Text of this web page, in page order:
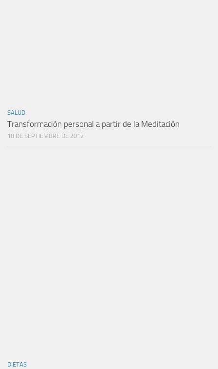
SALUD
Transformación personal a partir de la Meditación
18 DE SEPTIEMBRE DE 2012
DIETAS